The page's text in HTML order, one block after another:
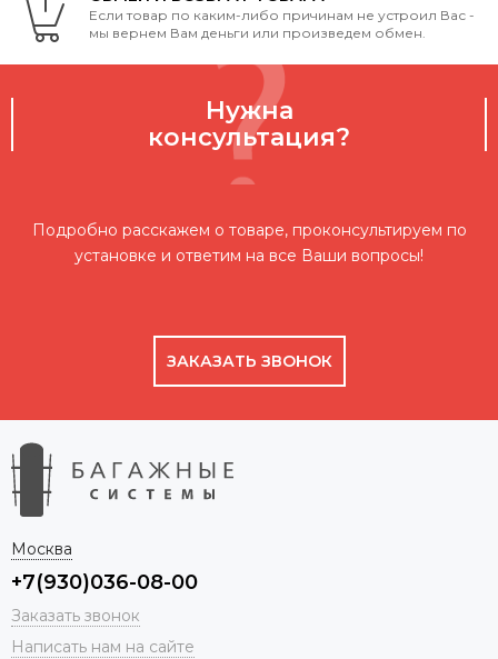
Если товар по каким-либо причинам не устроил Вас -
мы вернем Вам деньги или произведем обмен.
Нужна
консультация?
Подробно расскажем о товаре, проконсультируем по
установке и ответим на все Ваши вопросы!
ЗАКАЗАТЬ ЗВОНОК
Москва
+7(930)036-08-00
Заказать звонок
Написать нам на сайте